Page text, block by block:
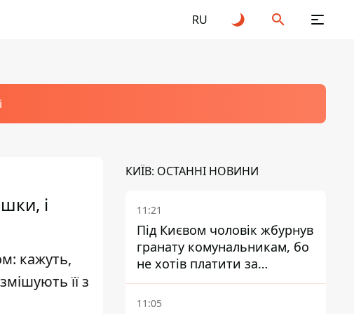
RU
і
кажуть,
її з
КИЇВ: ОСТАННІ НОВИНИ
11:21
Під Києвом чоловік жбурнув
гранату комунальникам, бо
не хотів платити за
квитанціями
11:05